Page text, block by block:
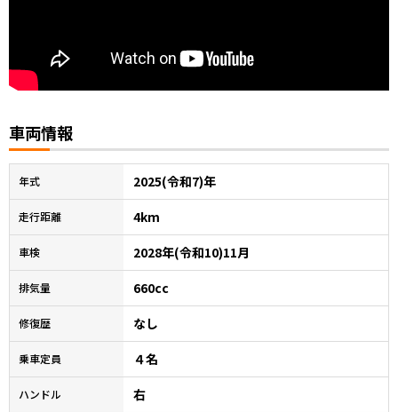
車両情報
年式 2025(令和7)年
走行距離 4km
車検 2028年(令和10)11月
排気量 660cc
修復歴 なし
乗車定員 ４名
ハンドル 右